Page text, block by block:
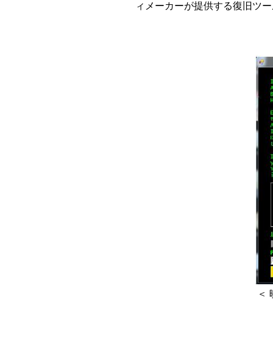
ィメーカーが提供する復旧ツ
＜